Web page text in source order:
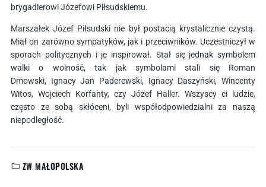
brygadierowi Józefowi Piłsudskiemu.
Marszałek Józef Piłsudski nie był postacią krystalicznie czystą.
Miał on zarówno sympatyków, jak i przeciwników. Uczestniczył w
sporach politycznych i je inspirował. Stał się jednak symbolem
walki o wolność, tak jak symbolami stali się Roman
Dmowski, Ignacy Jan Paderewski, Ignacy Daszyński, Wincenty
Witos, Wojciech Korfanty, czy Józef Haller. Wszyscy ci ludzie,
często ze sobą skłóceni, byli współodpowiedzialni za naszą
niepodległość.
KATEGORIE:
ZW MAŁOPOLSKA